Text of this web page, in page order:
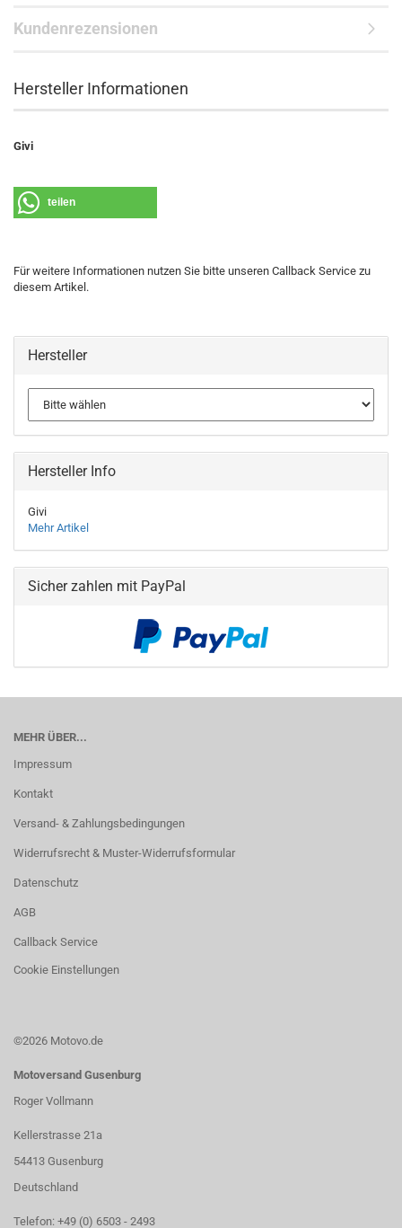
Kundenrezensionen
Hersteller Informationen
Givi
teilen
Für weitere Informationen nutzen Sie bitte unseren Callback Service zu
diesem Artikel.
Hersteller
Hersteller Info
Givi
Mehr Artikel
Sicher zahlen mit PayPal
MEHR ÜBER...
Impressum
Kontakt
Versand- & Zahlungsbedingungen
Widerrufsrecht & Muster-Widerrufsformular
Datenschutz
AGB
Callback Service
Cookie Einstellungen
©2026 Motovo.de
Motoversand Gusenburg
Roger Vollmann
Kellerstrasse 21a
54413 Gusenburg
Deutschland
Telefon: +49 (0) 6503 - 2493